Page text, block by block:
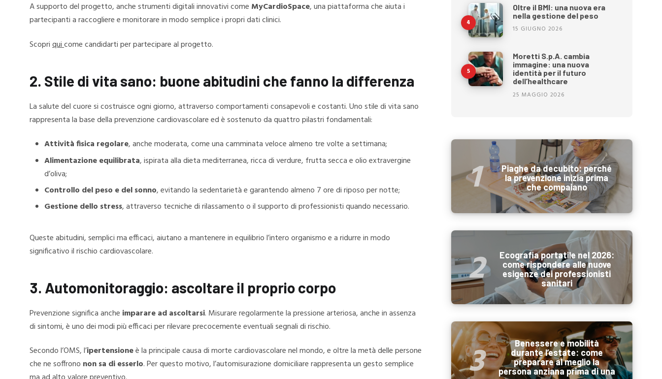
A supporto del progetto, anche strumenti digitali innovativi come MyCardioSpace, una piattaforma che aiuta i
partecipanti a raccogliere e monitorare in modo semplice i propri dati clinici.
Scopriquicome candidarti per partecipare al progetto.
2. Stile di vita sano: buone abitudini che fanno la differenza
La salute del cuore si costruisce ogni giorno, attraverso comportamenti consapevoli e costanti. Uno stile di vita sano
rappresenta la base della prevenzione cardiovascolare ed è sostenuto da quattro pilastri fondamentali:
Attività fisica regolare, anche moderata, come una camminata veloce almeno tre volte a settimana;
Alimentazione equilibrata, ispirata alla dieta mediterranea, ricca di verdure, frutta secca e olio extravergine
d’oliva;
Controllo del peso e del sonno, evitando la sedentarietà e garantendo almeno 7 ore di riposo per notte;
Gestione dello stress, attraverso tecniche di rilassamento o il supporto di professionisti quando necessario.
Queste abitudini, semplici ma efficaci, aiutano a mantenere in equilibrio l’intero organismo e a ridurre in modo
significativo il rischio cardiovascolare.
3. Automonitoraggio: ascoltare il proprio corpo
Prevenzione significa anche imparare ad ascoltarsi. Misurare regolarmente la pressione arteriosa, anche in assenza
di sintomi, è uno dei modi più efficaci per rilevare precocemente eventuali segnali di rischio.
Secondo l’OMS, l’ipertensioneè la principale causa di morte cardiovascolare nel mondo, e oltre la metà delle persone
che ne soffrono non sa di esserlo. Per questo motivo, l’automisurazione domiciliare rappresenta un gesto semplice
Oltre il BMI: una nuova era
nella gestione del peso
15 GIUGNO 2026
Moretti S.p.A. cambia
immagine: una nuova
identità per il futuro
dell’healthcare
25 MAGGIO 2026
Piaghe da decubito: perché
la prevenzione inizia prima
che compaiano
Ecografia portatile nel 2026:
come rispondere alle nuove
esigenze dei professionisti
sanitari
Benessere e mobilità
durante l’estate: come
preparare al meglio la
persona anziana prima di una